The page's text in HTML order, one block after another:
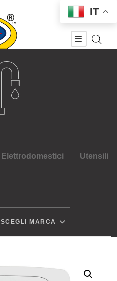
Elettrodomestici Utensili
SCEGLI MARCA
IT